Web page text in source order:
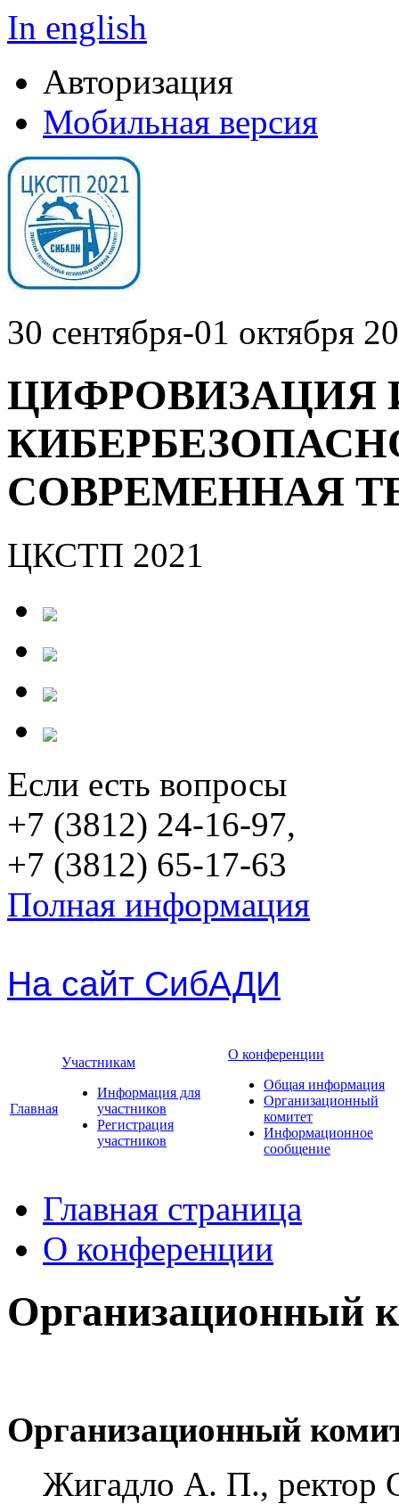
In english
Авторизация
Мобильная версия
30 сентября-01 октября
ЦИФРОВИЗАЦИЯ
СОВРЕМЕННАЯ
ЦКСТП 2021
Если есть вопросы
+7 (3812) 24-16-97,
+7 (3812) 65-17-63
Полная информация
На сайт СибАДИ
Главная
Участникам
Информация для
участников
Регистрация
участников
О конференции
Общая информация
Организационный
комитет
Информационное
сообщение
Главная страница
О конференции
Организационный
Организационный
Жигадло А. П., ректор